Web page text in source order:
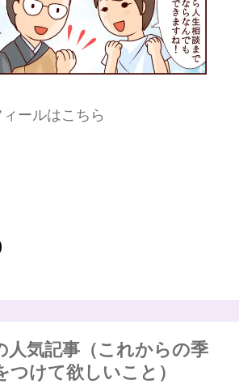
ールはこちら
人気記事（これからの季
つけて欲しいこと）